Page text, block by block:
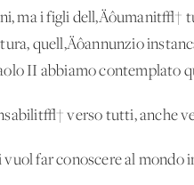
ma i figli
quell‚Äôannunzio
II abbiamo contemplato
verso tutti, anche
far conoscere al mondo